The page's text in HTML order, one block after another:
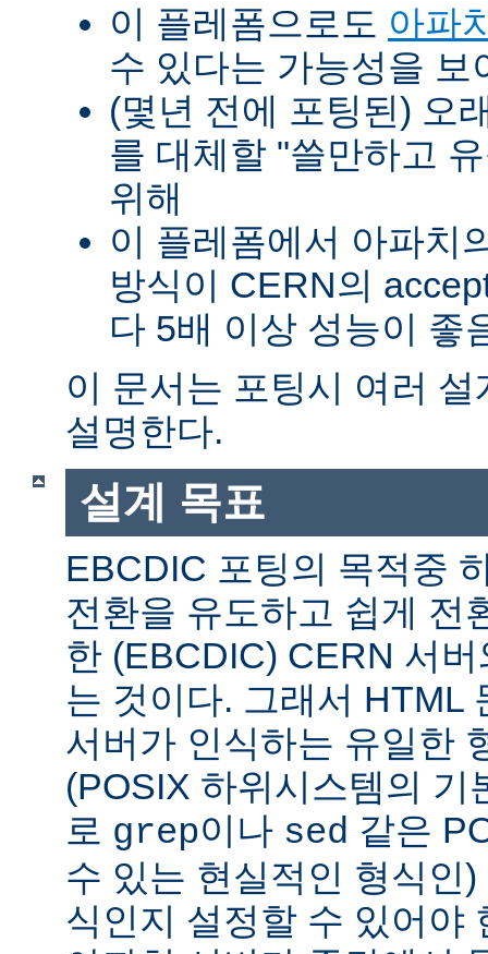
이 플레폼으로도 아파
수 있다는 가능성을 보
(몇년 전에 포팅된) 오
를 대체할 "쓸만하고
위해
이 플레폼에서 아파치
방식이 CERN의
다 5배 이상 성능이 좋
이 문서는 포팅시 여러
설명한다.
설계 목표
EBCDIC 포팅의 목적중
전환을 유도하고 쉽게 전
한 (EBCDIC) CERN 서
는 것이다. 그래서 HTML
서버가 인식하는 유일한
(POSIX 하위시스템의 기
로 grep이나 sed 같은
수 있는 현실적인 형식인
식인지 설정할 수 있어야